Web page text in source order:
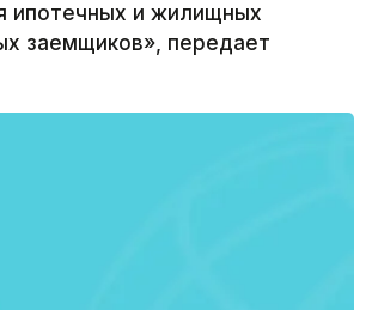
ипотечных и жилищных
заемщиков», передает